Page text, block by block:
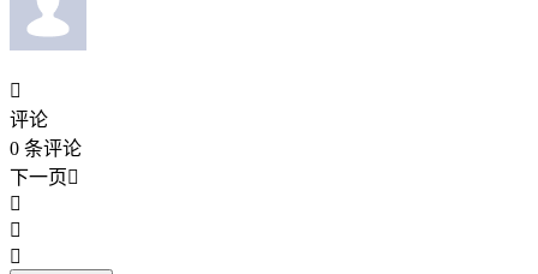

评论
0 条评论
下一页


